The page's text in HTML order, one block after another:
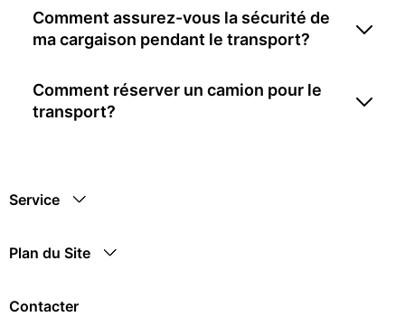
Comment assurez-vous la sécurité de
ma cargaison pendant le transport?
Comment réserver un camion pour le
transport?
Service
Plan du Site
Contacter